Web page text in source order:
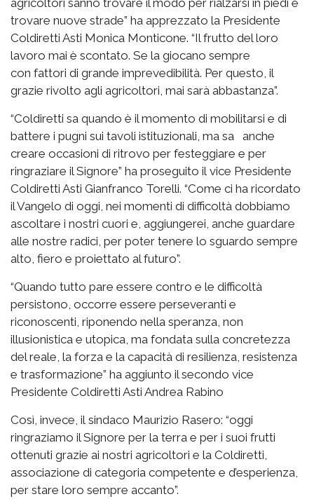
trovare nuove strade” ha apprezzato la Presidente
Coldiretti Asti Monica Monticone. “Il frutto del loro
lavoro mai è scontato. Se la giocano sempre
con fattori di grande imprevedibilità. Per questo, il
grazie rivolto agli agricoltori, mai sarà abbastanza”.
“Coldiretti sa quando è il momento di mobilitarsi e di
battere i pugni sui tavoli istituzionali, ma sa anche
creare occasioni di ritrovo per festeggiare e per
ringraziare il Signore” ha proseguito il vice Presidente
Coldiretti Asti Gianfranco Torelli. “Come ci ha ricordato
il Vangelo di oggi, nei momenti di difficoltà dobbiamo
ascoltare i nostri cuori e, aggiungerei, anche guardare
alle nostre radici, per poter tenere lo sguardo sempre
alto, fiero e proiettato al futuro”.
“Quando tutto pare essere contro e le difficoltà
persistono, occorre essere perseveranti e
riconoscenti, riponendo nella speranza, non
illusionistica e utopica, ma fondata sulla concretezza
del reale, la forza e la capacità di resilienza, resistenza
e trasformazione” ha aggiunto il secondo vice
Presidente Coldiretti Asti Andrea Rabino
Così, invece, il sindaco Maurizio Rasero: “oggi
ringraziamo il Signore per la terra e per i suoi frutti
ottenuti grazie ai nostri agricoltori e la Coldiretti,
associazione di categoria competente e d’esperienza,
per stare loro sempre accanto”.